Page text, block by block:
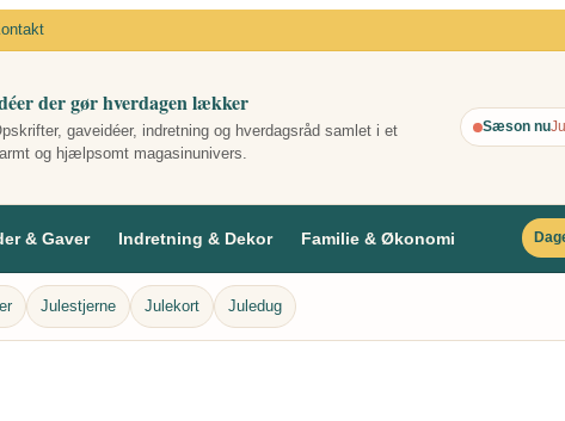
der gør hverdagen lækker
gaveidéer, indretning og hverdagsråd samlet i et
og hjælpsomt magasinunivers.
Sæson nu
& Gaver Indretning & Dekor Familie & Økonomi
Julestjerne Julekort Juledug